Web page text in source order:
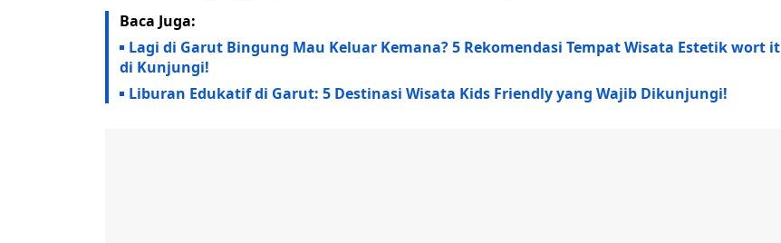
Baca Juga:
Lagi di Garut Bingung Mau Keluar Kemana? 5 Rekomendasi Tempat Wisata Estetik wort it
di Kunjungi!
Liburan Edukatif di Garut: 5 Destinasi Wisata Kids Friendly yang Wajib Dikunjungi!